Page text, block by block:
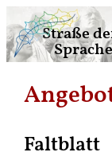
Straße
Sprache
Faltblatt